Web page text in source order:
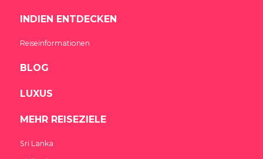
INDIEN ENTDECKEN
Reiseinformationen
BLOG
LUXUS
MEHR REISEZIELE
Sri Lanka